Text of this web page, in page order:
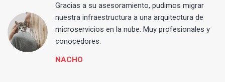
Gracias a su asesoramiento, pudimos migrar
nuestra infraestructura a una arquitectura de
microservicios en la nube. Muy profesionales y
conocedores.
NACHO